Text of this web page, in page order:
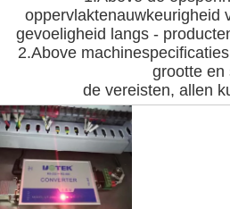
oppervlaktenauwkeurigheid
gevoeligheid langs -
2.Above
grootte en
de vereisten, allen